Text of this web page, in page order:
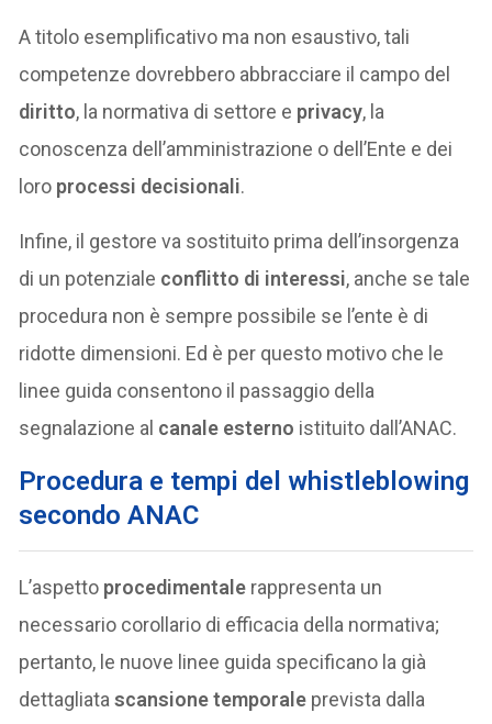
A titolo esemplificativo ma non esaustivo, tali
competenze dovrebbero abbracciare il campo del
diritto, la normativa di settore e privacy, la
conoscenza dell’amministrazione o dell’Ente e dei
loro processi decisionali.
Infine, il gestore va sostituito prima dell’insorgenza
di un potenziale conflitto di interessi, anche se tale
procedura non è sempre possibile se l’ente è di
ridotte dimensioni. Ed è per questo motivo che le
linee guida consentono il passaggio della
segnalazione al canale esterno istituito dall’ANAC.
Procedura e tempi del whistleblowing
secondo ANAC
L’aspetto procedimentale rappresenta un
necessario corollario di efficacia della normativa;
pertanto, le nuove linee guida specificano la già
dettagliatascansione temporale prevista dalla